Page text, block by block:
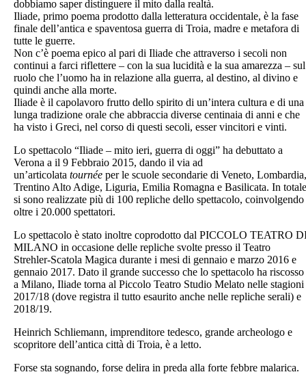
dobbiamo saper distinguere il mito dalla realtà.
Iliade, primo poema prodotto dalla letteratura occidentale, è la fase
finale dell’antica e spaventosa guerra di Troia, madre e metafora di
tutte le guerre.
Non c’è poema epico al pari di Iliade che attraverso i secoli non
continui a farci riflettere – con la sua lucidità e la sua amarezza – sul
ruolo che l’uomo ha in relazione alla guerra, al destino, al divino e
quindi anche alla morte.
Iliade è il capolavoro frutto dello spirito di un’intera cultura e di una
lunga tradizione orale che abbraccia diverse centinaia di anni e che
ha visto i Greci, nel corso di questi secoli, esser vincitori e vinti.
Lo spettacolo “Iliade – mito ieri, guerra di oggi” ha debuttato a
Verona a il 9 Febbraio 2015, dando il via ad
un’articolata tournée per le scuole secondarie di Veneto, Lombardia,
Trentino Alto Adige, Liguria, Emilia Romagna e Basilicata. In totale
si sono realizzate più di 100 repliche dello spettacolo, coinvolgendo
oltre i 20.000 spettatori.
Lo spettacolo è stato inoltre coprodotto dal PICCOLO TEATRO
MILANO in occasione delle repliche svolte presso il Teatro
Strehler-Scatola Magica durante i mesi di gennaio e marzo 2016 e
gennaio 2017. Dato il grande successo che lo spettacolo ha riscosso
a Milano, Iliade torna al Piccolo Teatro Studio Melato nelle stagioni
2017/18 (dove registra il tutto esaurito anche nelle repliche serali) e
2018/19.
Heinrich Schliemann, imprenditore tedesco, grande archeologo e
scopritore dell’antica città di Troia, è a letto.
Forse sta sognando, forse delira in preda alla forte febbre malarica.